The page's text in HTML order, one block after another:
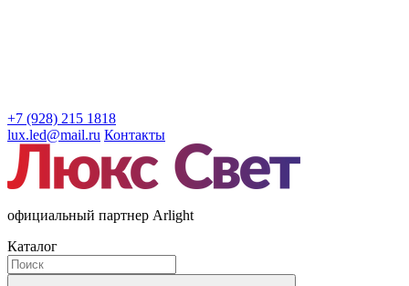
+7 (928) 215 1818
lux.led@mail.ru Контакты
официальный партнер Arlight
Каталог